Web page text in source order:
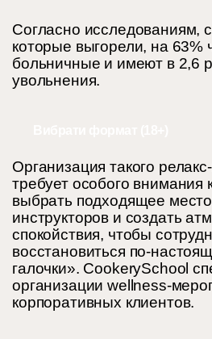
Согласно исследованиям,
которые выгорели, на 63%
больничные и имеют в 2,6
увольнения.
Организация такого
требует особого внимания
выбрать подходящее
инструкторов и создать
спокойствия, чтобы
восстановиться по-
галочки». CookerySchool
организации wellness-
корпоративных клиентов.